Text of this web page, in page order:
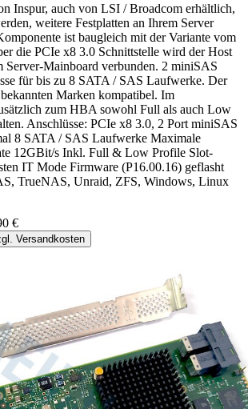
Inspur, auch von LSI / Broadcom erhältlich,
weitere Festplatten an Ihrem Server
ist baugleich mit der Variante vom
die PCIe x8 3.0 Schnittstelle wird der Host
Server-Mainboard verbunden. 2 miniSAS
für bis zu 8 SATA / SAS Laufwerke. Der
Marken kompatibel. Im
zum HBA sowohl Full als auch Low
Anschlüsse: PCIe x8 3.0, 2 Port miniSAS
8 SATA / SAS Laufwerke Maximale
12GBit/s Inkl. Full & Low Profile Slot-
IT Mode Firmware (P16.00.16) geflasht
TrueNAS, Unraid, ZFS, Windows, Linux
€
Versandkosten